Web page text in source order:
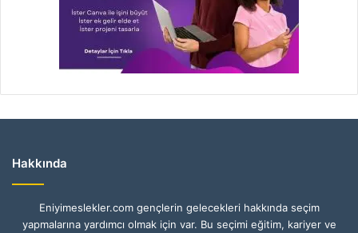
Hakkında
Eniyimeslekler.com gençlerin gelecekleri hakkında seçim
yapmalarına yardımcı olmak için var. Bu seçimi eğitim, kariyer ve